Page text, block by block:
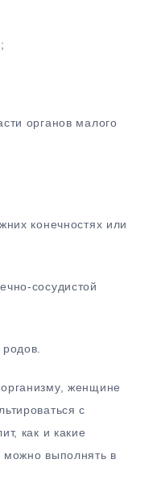
органов малого
конечностях или
сосудистой
женщине
с
как и какие
можно выполнять в